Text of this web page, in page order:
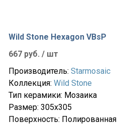
Wild Stone Hexagon VBsP
667 руб. / шт
Производитель: Starmosaic
Коллекция: Wild Stone
Тип керамики: Мозаика
Размер: 305x305
Поверхность: Полированная